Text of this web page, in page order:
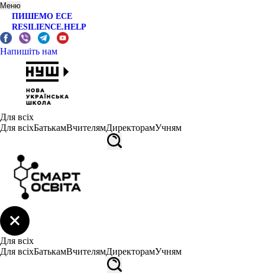
Меню
ПИШЕМО ЕСЕ
RESILIENCE.HELP
Напишіть нам
Для всіх
Для всіхБатькамВчителямДиректорамУчням
Для всіх
Для всіхБатькамВчителямДиректорамУчням